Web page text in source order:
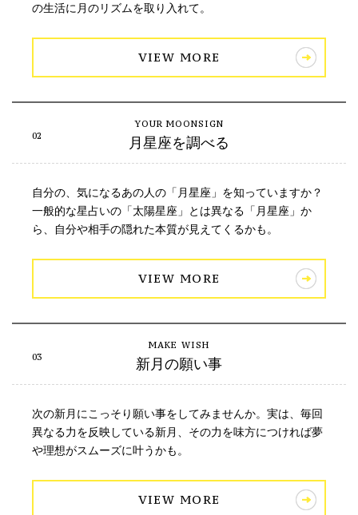
の生活に月のリズムを取り入れて。
VIEW MORE
月星座を調べる
自分の、気になるあの人の「月星座」を知っていますか？
一般的な星占いの「太陽星座」とは異なる「月星座」か
ら、自分や相手の隠れた本質が見えてくるかも。
VIEW MORE
新月の願い事
次の新月にこっそり願い事をしてみませんか。実は、毎回
異なる力を反映している新月、その力を味方につければ夢
や理想がスムーズに叶うかも。
VIEW MORE